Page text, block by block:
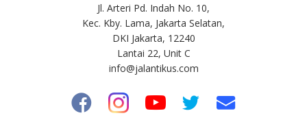
Jl. Arteri Pd. Indah No. 10,
Kec. Kby. Lama, Jakarta Selatan,
DKI Jakarta, 12240
Lantai 22, Unit C
info@jalantikus.com